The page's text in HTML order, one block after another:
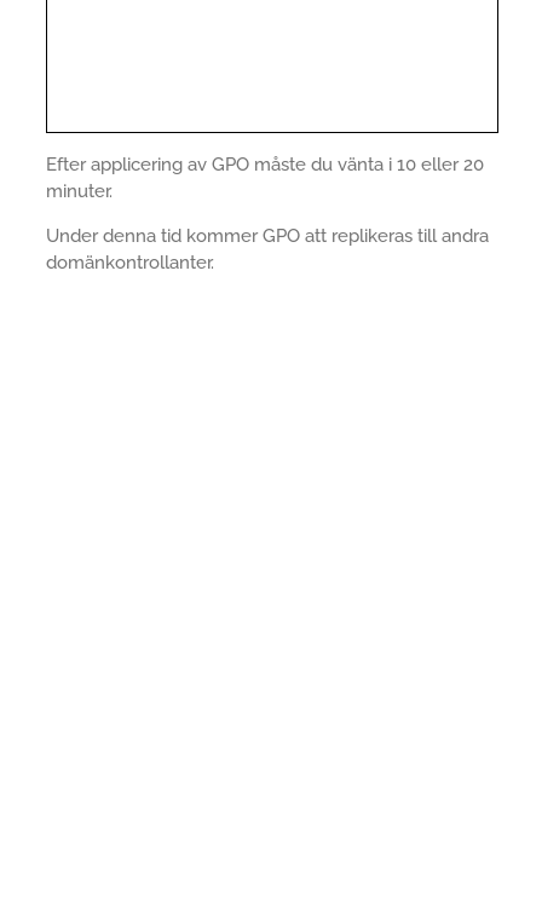
Efter applicering av GPO måste du vänta i 10 eller 20
minuter.
Under denna tid kommer GPO att replikeras till andra
domänkontrollanter.